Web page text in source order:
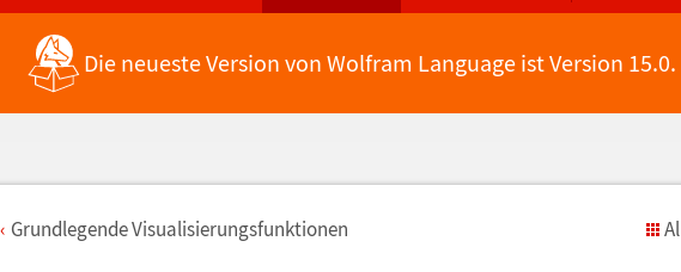
Die neueste Version von Wolfram Language ist Version 15.0.
Grundlegende Visualisierungsfunktionen